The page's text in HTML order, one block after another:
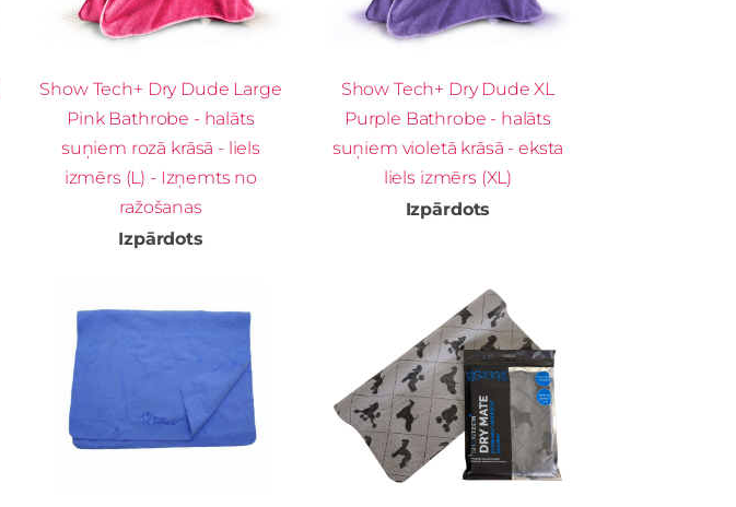
Show Tech+ Dry Dude Large
Pink Bathrobe - halāts
suņiem rozā krāsā - liels
izmērs (L) - Izņemts no
ražošanas
Izpārdots
Show Tech+ Dry Dude XL
Purple Bathrobe - halāts
suņiem violetā krāsā - eksta
liels izmērs (XL)
Izpārdots